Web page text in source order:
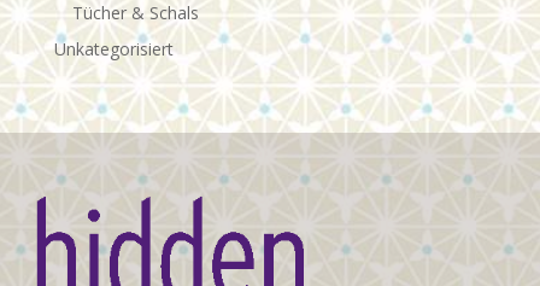
Tücher & Schals
Unkategorisiert